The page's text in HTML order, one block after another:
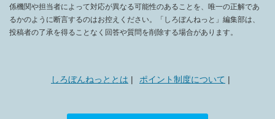
係機関や担当者によって対応が異なる可能性のあることを、唯一の正解であ
るかのように断言するのはお控えください。「しろぼんねっと」編集部は、
投稿者の了承を得ることなく回答や質問を削除する場合があります。
しろぼんねっととは ポイント制度について